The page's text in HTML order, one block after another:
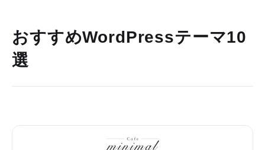
おすすめWordPressテーマ10
選